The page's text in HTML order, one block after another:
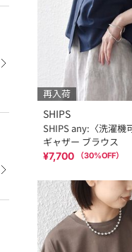
再入荷
SHIPS
SHIPS any:〈洗濯機
ギャザー ブラウス
¥7,700 （30%OFF）